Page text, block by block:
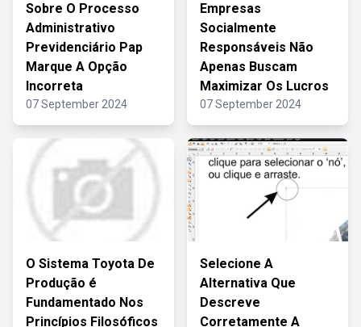
Sobre O Processo
Administrativo
Previdenciário Pap
Marque A Opção
Incorreta
07 September 2024
Empresas
Socialmente
Responsáveis Não
Apenas Buscam
Maximizar Os Lucros
07 September 2024
O Sistema Toyota De
Produção é
Fundamentado Nos
Princípios Filosóficos
Selecione A
Alternativa Que
Descreve
Corretamente A